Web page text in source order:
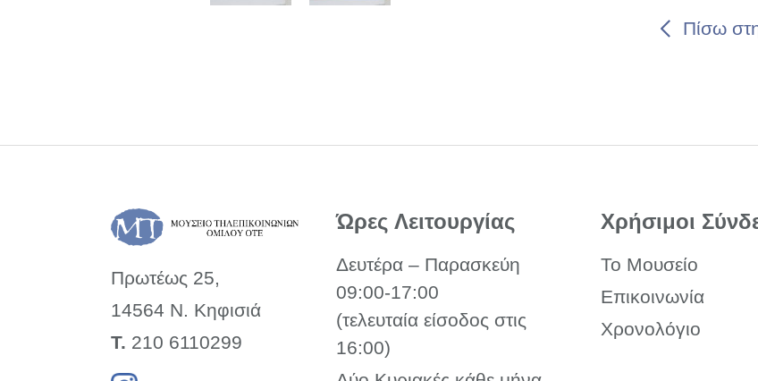
Πίσω
Πρωτέως 25,
14564 Ν. Κηφισιά
Τ. 210 6110299
Ώρες Λειτουργίας
Δευτέρα – Παρασκεύη
09:00-17:00
(τελευταία είσοδος στις
16:00)
Χρήσιμοι
Το Μουσείο
Επικοινωνία
Χρονολόγιο